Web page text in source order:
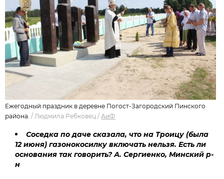
Ежегодный праздник в деревне Погост-Загородский Пинского
района. /Людмила Ребковец /АиФ
Соседка по даче сказала, что на Троицу (была
12 июня) газонокосилку включать нельзя. Есть ли
основания так говорить? А. Сергиенко, Минский р-
н